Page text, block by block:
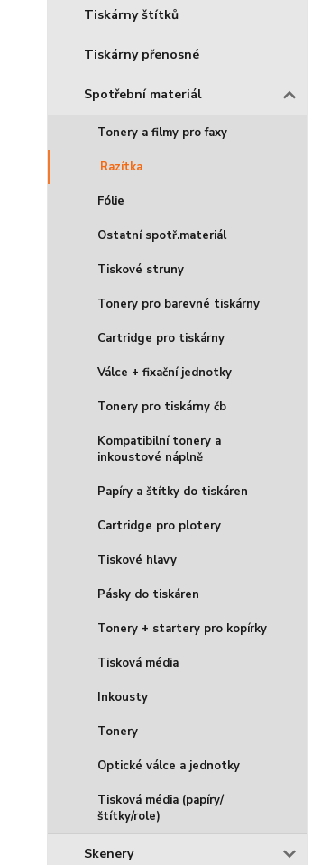
Tiskárny štítků
Tiskárny přenosné
Spotřební materiál
Tonery a filmy pro faxy
Razítka
Fólie
Ostatní spotř.materiál
Tiskové struny
Tonery pro barevné tiskárny
Cartridge pro tiskárny
Válce + fixační jednotky
Tonery pro tiskárny čb
Kompatibilní tonery a
inkoustové náplně
Papíry a štítky do tiskáren
Cartridge pro plotery
Tiskové hlavy
Pásky do tiskáren
Tonery + startery pro kopírky
Tisková média
Inkousty
Tonery
Optické válce a jednotky
Tisková média (papíry/
štítky/role)
Skenery